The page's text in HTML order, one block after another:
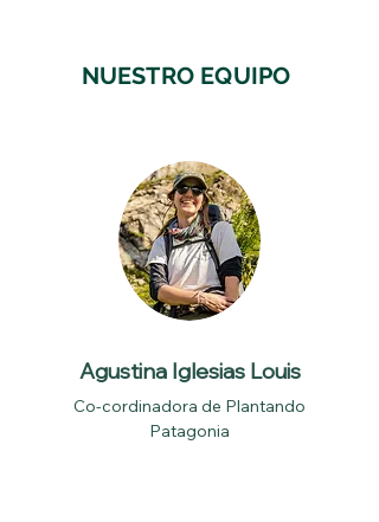
NUESTRO EQUIPO
Agustina Iglesias Louis
Co-cordinadora de Plantando
Patagonia